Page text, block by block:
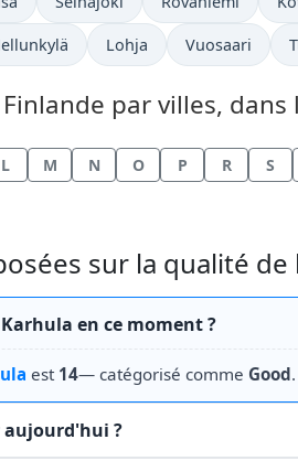
Lohja Vuosaari
par villes,
L M N O P R S
sur la qualité de
en ce moment ?
est 14— catégorisé comme Good.
aujourd'hui ?